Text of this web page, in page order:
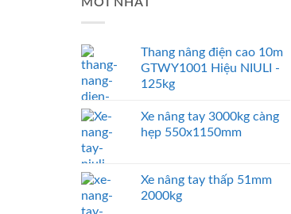
MỚI NHẤT
Thang nâng điện cao 10m
GTWY1001 Hiệu NIULI -
125kg
Xe nâng tay 3000kg càng
hẹp 550x1150mm
Xe nâng tay thấp 51mm
2000kg